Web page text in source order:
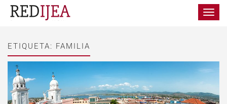
Toggle
ETIQUETA: FAMILIA